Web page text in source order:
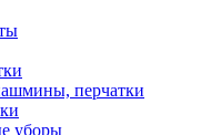
перчатки
уборы